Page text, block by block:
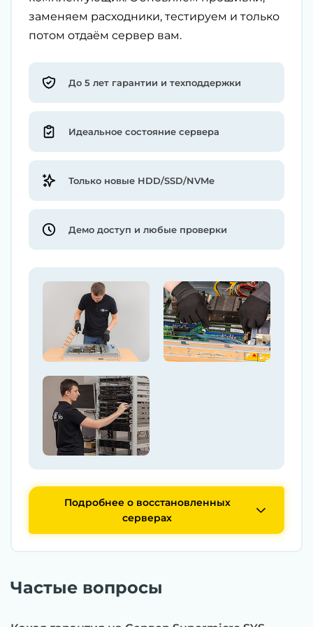
заменяем расходники, тестируем и только
потом отдаём сервер вам.
До 5 лет гарантии и техподдержки
Идеальное состояние сервера
Только новые HDD/SSD/NVMe
Демо доступ и любые проверки
Подробнее о восстановленных
серверах
Частые вопросы